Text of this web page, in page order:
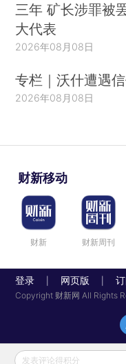
三年 矿长涉罪被
大代表
2026年08月08日
专栏｜沃什遭遇
2026年08月08日
财新移动
财新 财新周刊
登录 网页版 订
Copyright 财新网 All Rights
发表评论得积分